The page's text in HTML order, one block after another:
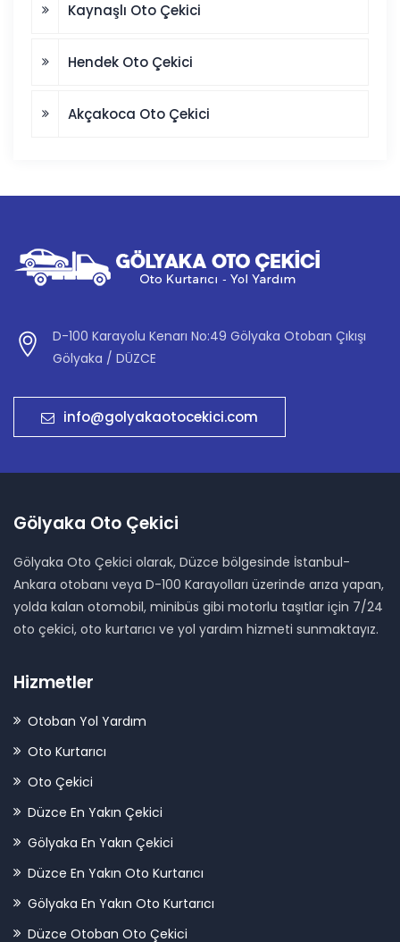
Kaynaşlı Oto Çekici
Hendek Oto Çekici
Akçakoca Oto Çekici
D-100 Karayolu Kenarı No:49 Gölyaka Otoban Çıkışı
Gölyaka / DÜZCE
info@golyakaotocekici.com
Gölyaka Oto Çekici
Gölyaka Oto Çekici olarak, Düzce bölgesinde İstanbul-
Ankara otobanı veya D-100 Karayolları üzerinde arıza yapan,
yolda kalan otomobil, minibüs gibi motorlu taşıtlar için 7/24
oto çekici, oto kurtarıcı ve yol yardım hizmeti sunmaktayız.
Hizmetler
Otoban Yol Yardım
Oto Kurtarıcı
Oto Çekici
Düzce En Yakın Çekici
Gölyaka En Yakın Çekici
Düzce En Yakın Oto Kurtarıcı
Gölyaka En Yakın Oto Kurtarıcı
Düzce Otoban Oto Çekici